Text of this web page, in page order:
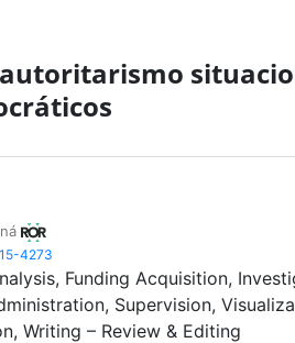
4273
Funding Acquisition
Supervision
Writing – Review & Editing